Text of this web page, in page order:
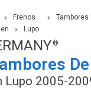
Frenos Tambores
Lupo
Lupo 2005-